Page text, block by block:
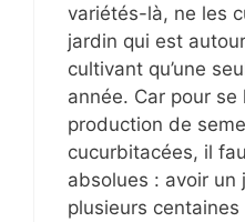
variétés-là, ne les
jardin qui est
cultivant qu’une
année. Car pour se
production de
cucurbitacées, il
absolues : avoir un
plusieurs